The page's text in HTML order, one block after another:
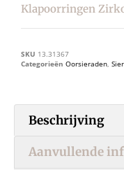
Klapoorringen
SKU 13.31367
Categorieën Oorsieraden,
Beschrijving
Aanvullende